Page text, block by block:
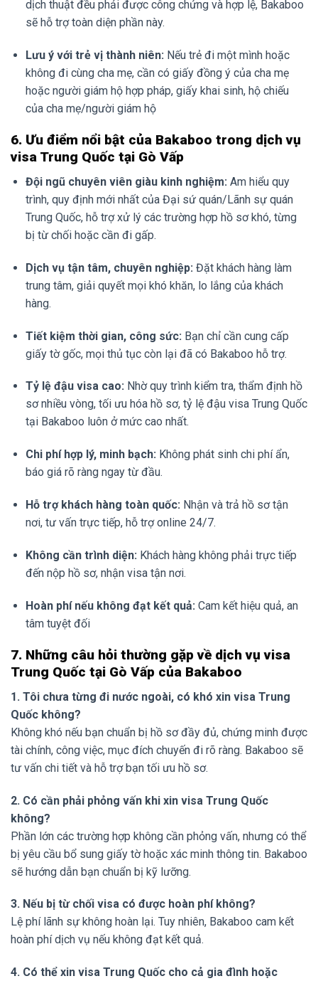
dịch thuật đều phải được công chứng và hợp lệ, Bakaboo
sẽ hỗ trợ toàn diện phần này.
Lưu ý với trẻ vị thành niên: Nếu trẻ đi một mình hoặc
không đi cùng cha mẹ, cần có giấy đồng ý của cha mẹ
hoặc người giám hộ hợp pháp, giấy khai sinh, hộ chiếu
của cha mẹ/người giám hộ
6. Ưu điểm nổi bật của Bakaboo trong dịch vụ
visa Trung Quốc tại Gò Vấp
Đội ngũ chuyên viên giàu kinh nghiệm: Am hiểu quy
trình, quy định mới nhất của Đại sứ quán/Lãnh sự quán
Trung Quốc, hỗ trợ xử lý các trường hợp hồ sơ khó, từng
bị từ chối hoặc cần đi gấp.
Dịch vụ tận tâm, chuyên nghiệp: Đặt khách hàng làm
trung tâm, giải quyết mọi khó khăn, lo lắng của khách
hàng.
Tiết kiệm thời gian, công sức: Bạn chỉ cần cung cấp
giấy tờ gốc, mọi thủ tục còn lại đã có Bakaboo hỗ trợ.
Tỷ lệ đậu visa cao: Nhờ quy trình kiểm tra, thẩm định hồ
sơ nhiều vòng, tối ưu hóa hồ sơ, tỷ lệ đậu visa Trung Quốc
tại Bakaboo luôn ở mức cao nhất.
Chi phí hợp lý, minh bạch: Không phát sinh chi phí ẩn,
báo giá rõ ràng ngay từ đầu.
Hỗ trợ khách hàng toàn quốc: Nhận và trả hồ sơ tận
nơi, tư vấn trực tiếp, hỗ trợ online 24/7.
Không cần trình diện: Khách hàng không phải trực tiếp
đến nộp hồ sơ, nhận visa tận nơi.
Hoàn phí nếu không đạt kết quả: Cam kết hiệu quả, an
tâm tuyệt đối
7. Những câu hỏi thường gặp về dịch vụ visa
Trung Quốc tại Gò Vấp của Bakaboo
1. Tôi chưa từng đi nước ngoài, có khó xin visa Trung
Quốc không?
Không khó nếu bạn chuẩn bị hồ sơ đầy đủ, chứng minh được
tài chính, công việc, mục đích chuyến đi rõ ràng. Bakaboo sẽ
tư vấn chi tiết và hỗ trợ bạn tối ưu hồ sơ.
2. Có cần phải phỏng vấn khi xin visa Trung Quốc
không?
Phần lớn các trường hợp không cần phỏng vấn, nhưng có thể
bị yêu cầu bổ sung giấy tờ hoặc xác minh thông tin. Bakaboo
sẽ hướng dẫn bạn chuẩn bị kỹ lưỡng.
3. Nếu bị từ chối visa có được hoàn phí không?
Lệ phí lãnh sự không hoàn lại. Tuy nhiên, Bakaboo cam kết
hoàn phí dịch vụ nếu không đạt kết quả.
4. Có thể xin visa Trung Quốc cho cả gia đình hoặc